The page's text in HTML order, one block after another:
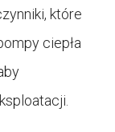
które
ciepła